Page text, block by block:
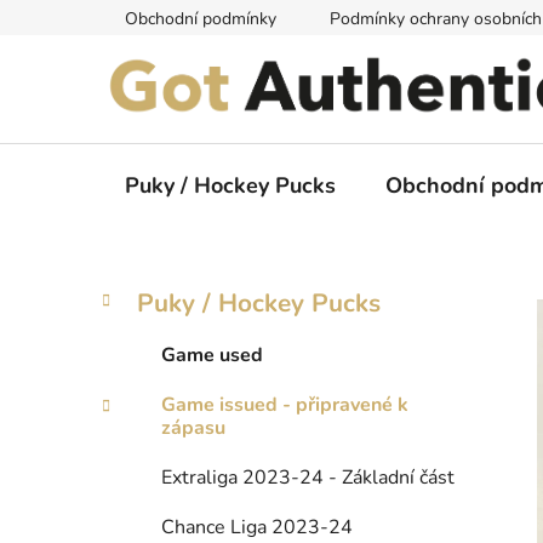
Obchodní podmínky Podmínky ochrany
Puky / Hockey Pucks Obchodní
P
r
Přeskočit
kategorie
K
a
g
o
Puky / Hockey Pucks
Game used
Game issued - připravené k
zápasu
Extraliga 2023-24 - Základní část
Chance Liga 2023-24